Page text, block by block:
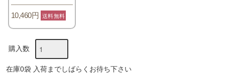
10,460円 送料無料
購入数
在庫0袋 入荷までしばらくお待ち下さい